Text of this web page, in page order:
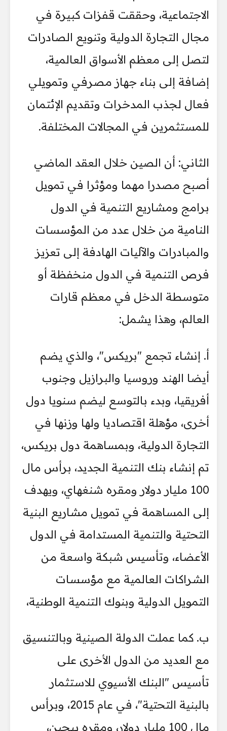
الاجتماعية، وحققت قفزات كبيرة في
مجال التجارة الدولية وتنويع الصادرات
لتصل إلى معظم الأسواق العالمية،
إضافة إلى بناء جهاز مصرفي وتمويلي
فعال لجذب المدخرات وتقديم الإئتمان
للمستثمرين في المجالات المختلفة.
الثاني: أن الصين خلال العقد الماضي
أصبح مصدرا مهما ومؤثرا في تمويل
برامج ومشاريع التنمية في الدول
النامية من خلال عدد من المؤسسات
والمبادرات والآليات الهادفة إلى تعزيز
فرص التنمية في الدول منخفظة أو
متوسطة الدخل في معظم قارات
العالم، وهذا يشمل:
أ. إنشاء تجمع "بريكس"، والذي يضم
أيضا الهند وروسيا والبرازيل وجنوب
أفريقيا، وبدء بالتوسع ليضم سنويا دول
أخرى، مؤهلة اقتصاديا ولها وزنها في
التجارة الدولية، وبمساهمة دول بريكس،
تم إنشاء بنك التنمية الجديد، برأس مال
100 مليار دولار ومقره شنغهاي، ويهدف
إلى المساهمة في تمويل مشاريع البنية
التحتية والتنمية المستدامة في الدول
الأعضاء، وتأسيس شبكة واسعة من
الشراكات العالمية مع مؤسسات
التمويل الدولية وبنوك التنمية الوطنية،
ب. كما عملت الدولة الصينية وبالتنسيق
مع العديد من الدول الأخرى على
تأسيس "البنك الأسيوي للاستثمار
بالبنية التحتية"، في عام 2015، وبرأس
مال 100 مليار دولار، ومقره بيجين،